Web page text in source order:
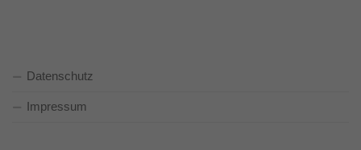
Datenschutz
Impressum